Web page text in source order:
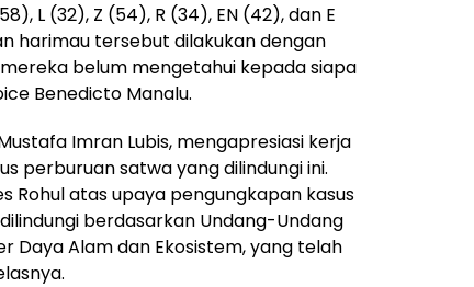
L (32), Z (54), R (34), EN (42), dan E
harimau tersebut dilakukan dengan
belum mengetahui kepada siapa
Benedicto Manalu.
Imran Lubis, mengapresiasi kerja
perburuan satwa yang dilindungi ini.
Rohul atas upaya pengungkapan kasus
berdasarkan Undang-Undang
Daya Alam dan Ekosistem, yang telah